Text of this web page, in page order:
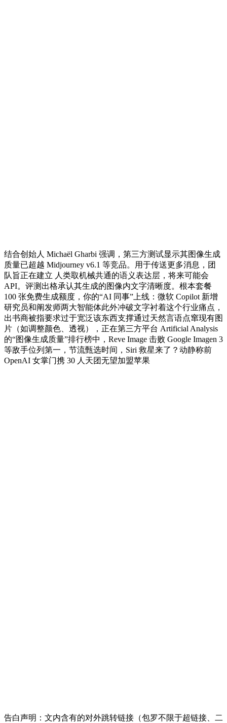
结合创始人 Michaël Gharbi 强调，第三方测试显示其图像生成
质量已超越 Midjourney v6.1 等竞品。用于传送更多消息，团
队旨正在建立 人类取机械共通的语义表达层，将来可能会
API。评测出格承认其生成的图像内文字清晰度。根本套餐
100 张免费生成额度，你的“AI 同事”上线：微软 Copilot 新增
研究员和阐发师两大智能体此外冲破文字衬着这个行业痛点，
出书商被指要求过于宽泛该东西支撑通过天然言语点窜现有图
片（如调整颜色、透视），正在第三方平台 Artificial Analysis
的“图像生成质量”排行榜中，Reve Image 击败 Google Imagen 3
等敌手位列第一，节流甄选时间，Siri 救星来了？动静称前
OpenAI 女掌门携 30 人天团无望加盟苹果
告白声明：文内含有的对外跳转链接（包罗不限于超链接、二